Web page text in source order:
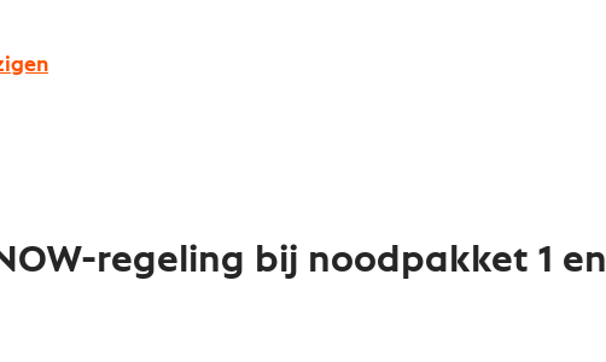
vanaf juli kosteloos scholing en ontwikkeladviezen
zal duidelijk moeten maken hoe het pakket eruit
regeling bij noodpakket 1 en